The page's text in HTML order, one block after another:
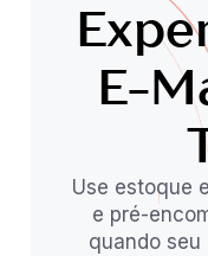
E-
Use estoque
e pré-
quando